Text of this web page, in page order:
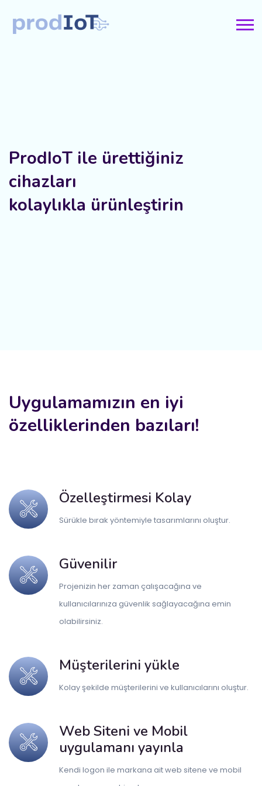
ProdIoT ile ürettiğiniz
cihazları
kolaylıkla ürünleştirin
Uygulamamızın en iyi
özelliklerinden bazıları!
Özelleştirmesi Kolay
Sürükle bırak yöntemiyle tasarımlarını oluştur.
Güvenilir
Projenizin her zaman çalışacağına ve
kullanıcılarınıza güvenlik sağlayacağına emin
olabilirsiniz.
Müşterilerini yükle
Kolay şekilde müşterilerini ve kullanıcılarını oluştur.
Web Siteni ve Mobil
uygulamanı yayınla
Kendi logon ile markana ait web sitene ve mobil